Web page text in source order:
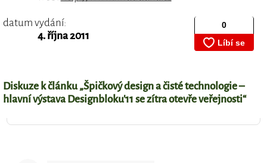
datum vydání:
4. října 2011
Diskuze k článku „Špičkový design a čisté technologie –
hlavní výstava Designbloku'11 se zítra otevře veřejnosti“